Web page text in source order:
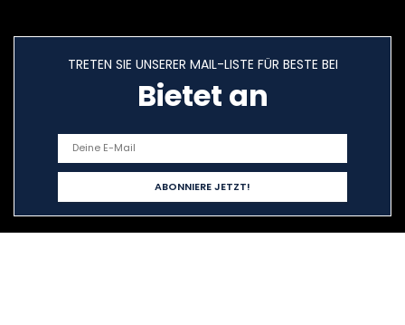
TRETEN SIE UNSERER MAIL-LISTE FÜR BESTE BEI
Bietet an